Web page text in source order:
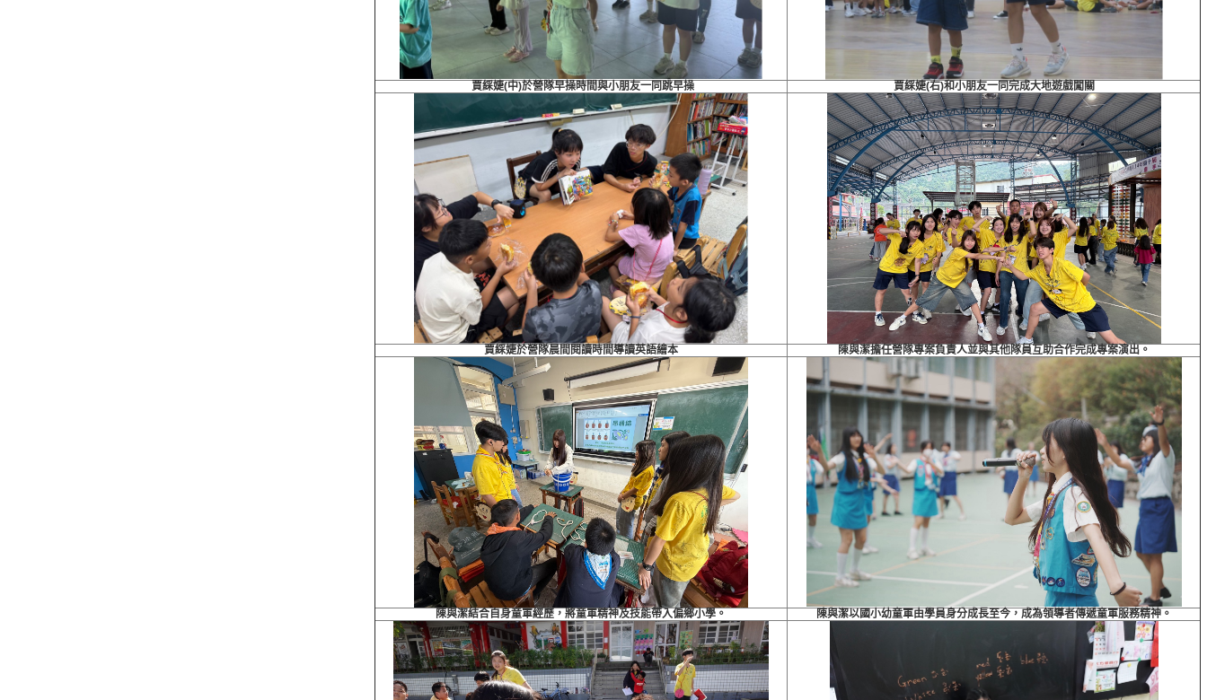
賈綵婕(中)於營隊早操時間與小朋友一同跳早操 賈綵婕(右)和小朋友一同完成大地遊戲闖關
賈綵婕於營隊晨間閱讀時間導讀英語繪本 陳與潔擔任營隊專案負責人並與其他隊員互助合作完成專案演出。
陳與潔結合自身童軍經歷，將童軍精神及技能帶入偏鄉小學。 陳與潔以國小幼童軍由學員身分成長至今，成為領導者傳遞童軍服務精神。